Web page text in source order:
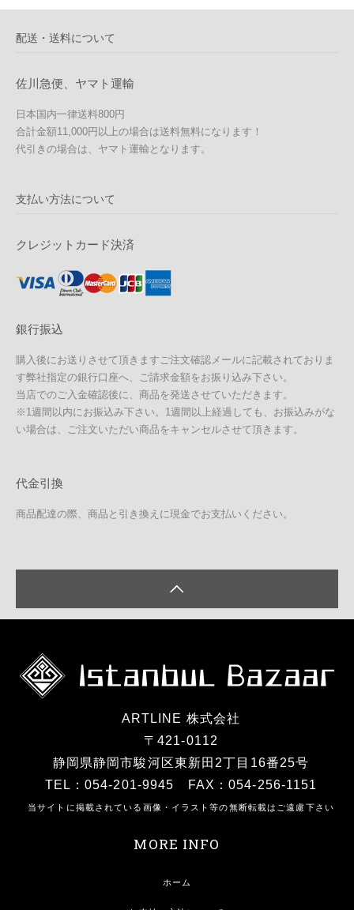
配送・送料について
佐川急便、ヤマト運輸
日本国内一律送料800円
合計金額11,000円以上の場合は送料無料になります！
代引きの場合は、ヤマト運輸となります。
支払い方法について
クレジットカード決済
銀行振込
購入後にお送りさせて頂きますご注文確認メールに記載されておりま
す弊社指定の銀行口座へ、ご請求金額をお振り込み下さい。
当店でのご入金確認後に、商品を発送させていただきます。
※1週間以内にお振込み下さい。1週間以上経過しても、お振込みがな
い場合は、ご注文いただい商品をキャンセルさせて頂きます。
代金引換
商品配達の際、商品と引き換えに現金でお支払いください。
ARTLINE 株式会社
〒421-0112
静岡県静岡市駿河区東新田2丁目16番25号
TEL：054-201-9945 FAX：054-256-1151
当サイトに掲載されている画像・イラスト等の無断転載はご遠慮下さい
MORE INFO
ホーム